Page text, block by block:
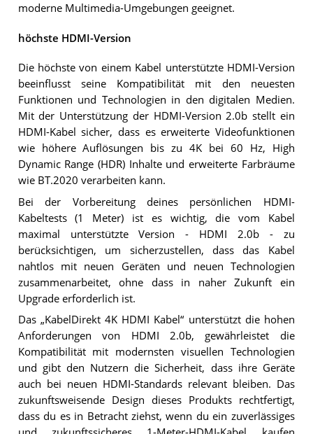
moderne Multimedia-Umgebungen geeignet.
höchste HDMI-Version
Die höchste von einem Kabel unterstützte HDMI-Version
beeinflusst seine Kompatibilität mit den neuesten
Funktionen und Technologien in den digitalen Medien.
Mit der Unterstützung der HDMI-Version 2.0b stellt ein
HDMI-Kabel sicher, dass es erweiterte Videofunktionen
wie höhere Auflösungen bis zu 4K bei 60 Hz, High
Dynamic Range (HDR) Inhalte und erweiterte Farbräume
wie BT.2020 verarbeiten kann.
Bei der Vorbereitung deines persönlichen HDMI-
Kabeltests (1 Meter) ist es wichtig, die vom Kabel
maximal unterstützte Version - HDMI 2.0b - zu
berücksichtigen, um sicherzustellen, dass das Kabel
nahtlos mit neuen Geräten und neuen Technologien
zusammenarbeitet, ohne dass in naher Zukunft ein
Upgrade erforderlich ist.
Das „KabelDirekt 4K HDMI Kabel“ unterstützt die hohen
Anforderungen von HDMI 2.0b, gewährleistet die
Kompatibilität mit modernsten visuellen Technologien
und gibt den Nutzern die Sicherheit, dass ihre Geräte
auch bei neuen HDMI-Standards relevant bleiben. Das
zukunftsweisende Design dieses Produkts rechtfertigt,
dass du es in Betracht ziehst, wenn du ein zuverlässiges